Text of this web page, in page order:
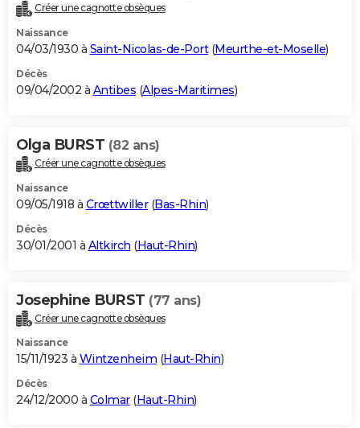
Créer une cagnotte obsèques
Naissance
04/03/1930 à Saint-Nicolas-de-Port(Meurthe-et-Moselle)
Décès
09/04/2002 à Antibes (Alpes-Maritimes)
Olga BURST (82 ans)
Créer une cagnotte obsèques
Naissance
09/05/1918 à Crœttwiller(Bas-Rhin)
Décès
30/01/2001 à Altkirch (Haut-Rhin)
Josephine BURST (77 ans)
Créer une cagnotte obsèques
Naissance
15/11/1923 à Wintzenheim (Haut-Rhin)
Décès
24/12/2000 à Colmar(Haut-Rhin)